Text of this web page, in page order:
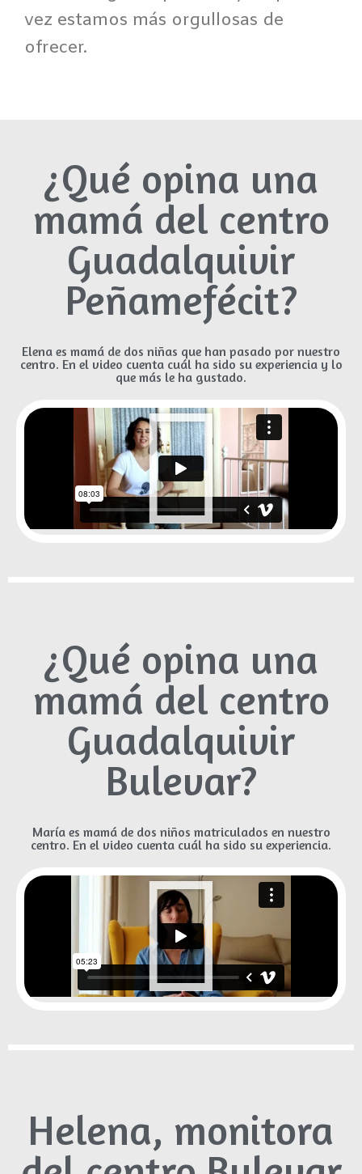
vez estamos más orgullosas de
ofrecer.
¿Qué opina una
mamá del centro
Guadalquivir
Peñamefécit?
Elena es mamá de dos niñas que han pasado por nuestro
centro. En el video cuenta cuál ha sido su experiencia y lo
que más le ha gustado.
¿Qué opina una
mamá del centro
Guadalquivir
Bulevar?
María es mamá de dos niños matriculados en nuestro
centro. En el video cuenta cuál ha sido su experiencia.
Helena, monitora